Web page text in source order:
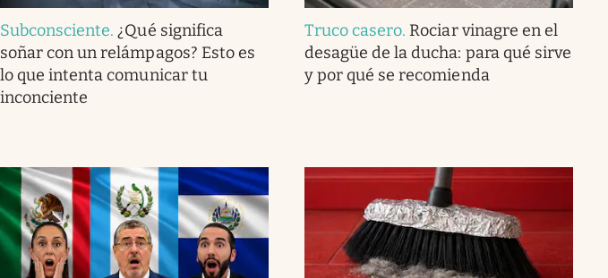
Subconsciente. ¿Qué significa
soñar con un relámpagos? Esto es
lo que intenta comunicar tu
inconciente
Truco casero. Rociar vinagre en el
desagüe de la ducha: para qué sirve
y por qué se recomienda